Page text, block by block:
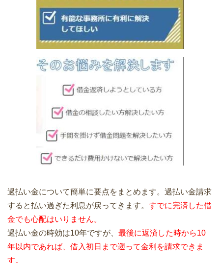
過払い金について簡単に要点をまとめます。過払い金請求
すると払い過ぎた利息が戻ってきます。 すでに完済した借
金でも心配はいりません。
過払い金の時効は10年ですが、 最後に返済した時から10
年以内であれば、借入初日まで遡って金利を請求できま
す。